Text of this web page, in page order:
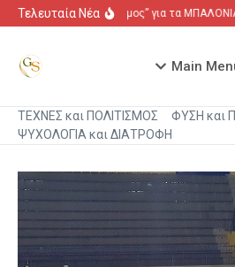
Μετάβαση στο περιεχόμενο
Τελευταία Νέα“Πόλεμος” για τα ΜΠΑΛΟΝΙΑ
Main
ΤΕΧΝΕΣ και ΠΟΛΙΤΙΣΜΟΣ
ΦΥΣΗ και
ΨΥΧΟΛΟΓΙΑ και ΔΙΑΤΡΟΦΗ